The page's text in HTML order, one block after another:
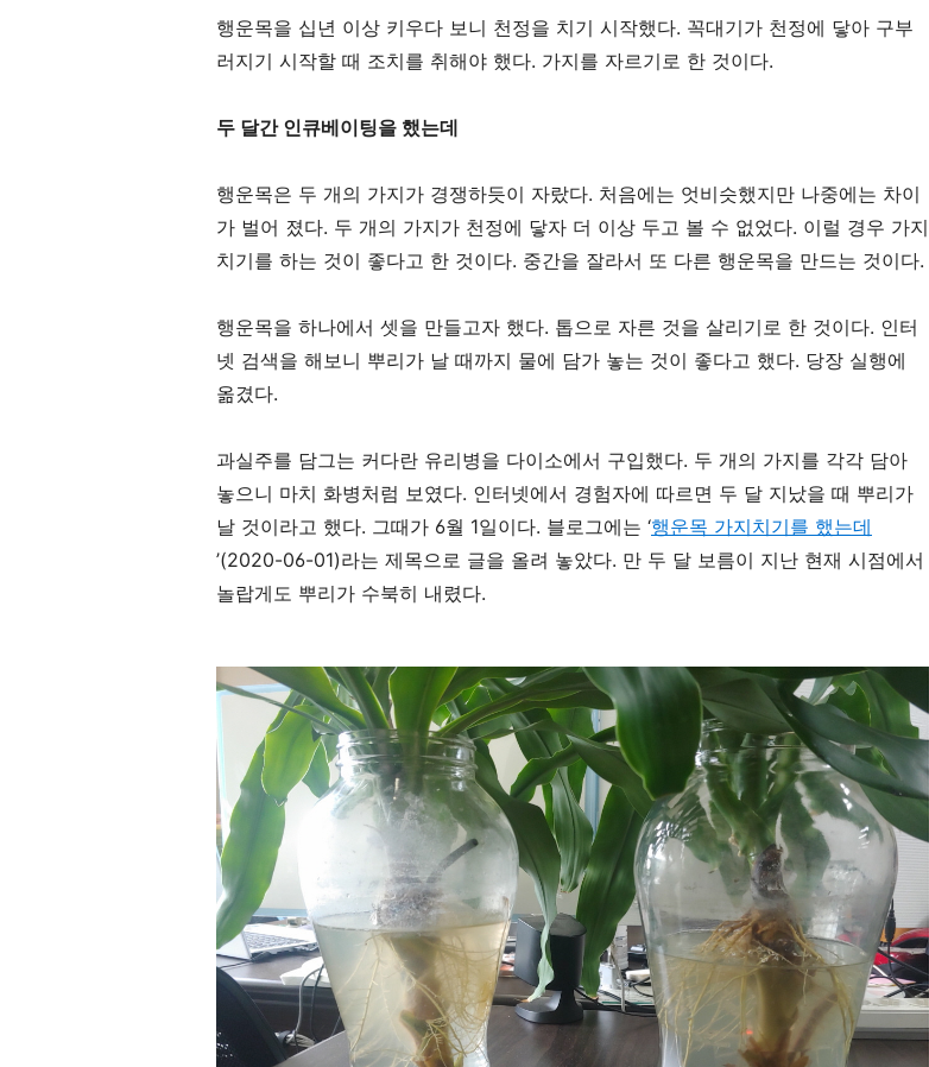
행운목을 십년 이상 키우다 보니 천정을 치기 시작했다. 꼭대기가 천정에 닿아 구부
러지기 시작할 때 조치를 취해야 했다. 가지를 자르기로 한 것이다.
두 달간 인큐베이팅을 했는데
행운목은 두 개의 가지가 경쟁하듯이 자랐다. 처음에는 엇비슷했지만 나중에는 차이
가 벌어 졌다. 두 개의 가지가 천정에 닿자 더 이상 두고 볼 수 없었다. 이럴 경우 가지
치기를 하는 것이 좋다고 한 것이다. 중간을 잘라서 또 다른 행운목을 만드는 것이다.
행운목을 하나에서 셋을 만들고자 했다. 톱으로 자른 것을 살리기로 한 것이다. 인터
넷 검색을 해보니 뿌리가 날 때까지 물에 담가 놓는 것이 좋다고 했다. 당장 실행에
옮겼다.
과실주를 담그는 커다란 유리병을 다이소에서 구입했다. 두 개의 가지를 각각 담아
놓으니 마치 화병처럼 보였다. 인터넷에서 경험자에 따르면 두 달 지났을 때 뿌리가
날 것이라고 했다. 그때가 6월 1일이다. 블로그에는 ‘행운목 가지치기를 했는데
’(2020-06-01)라는 제목으로 글을 올려 놓았다. 만 두 달 보름이 지난 현재 시점에서
놀랍게도 뿌리가 수북히 내렸다.